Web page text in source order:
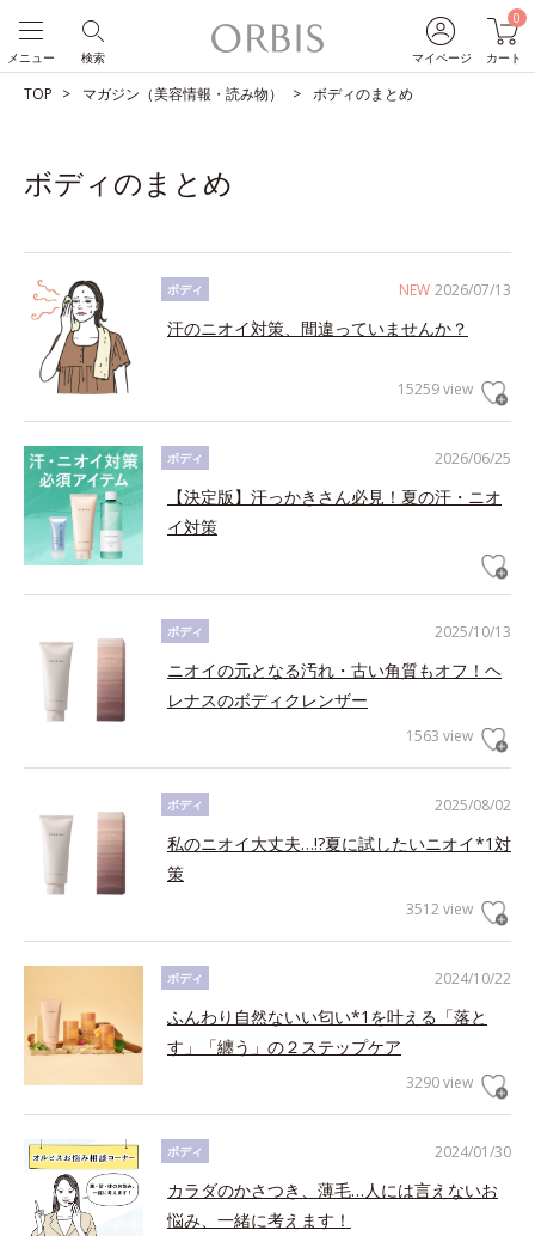
マイページ
0
カート
検索
メニュー
TOP マガジン（美容情報・読み物） ボディのまとめ
ボディのまとめ
NEW 2026/07/13
ボディ
汗のニオイ対策、間違っていませんか？
15259 view
2026/06/25
ボディ
【決定版】汗っかきさん必見！夏の汗・ニオ
イ対策
2025/10/13
ボディ
ニオイの元となる汚れ・古い角質もオフ！ヘ
レナスのボディクレンザー
1563 view
2025/08/02
ボディ
私のニオイ大丈夫…!?夏に試したいニオイ*1対
策
3512 view
2024/10/22
ボディ
ふんわり自然ないい匂い*1を叶える「落と
す」「纏う」の２ステップケア
3290 view
2024/01/30
ボディ
カラダのかさつき、薄毛…人には言えないお
悩み、一緒に考えます！